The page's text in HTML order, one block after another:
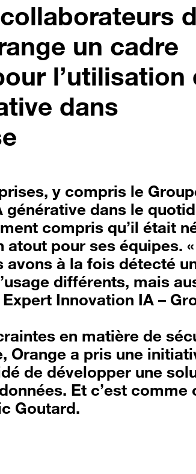
un cadre
l’utilisation
dans
y compris le
générative dans le
compris qu’il était
atout pour ses équipes.
avons à la fois détecté
différents, mais
Innovation IA –
en matière de
Orange a pris une
de développer une
Et c’est
Goutard.